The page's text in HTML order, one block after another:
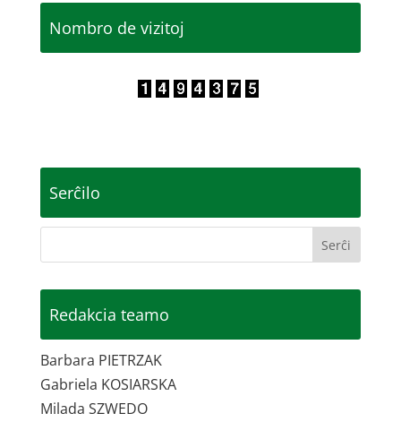
Nombro de vizitoj
Serĉilo
Redakcia teamo
Barbara PIETRZAK
Gabriela KOSIARSKA
Milada SZWEDO